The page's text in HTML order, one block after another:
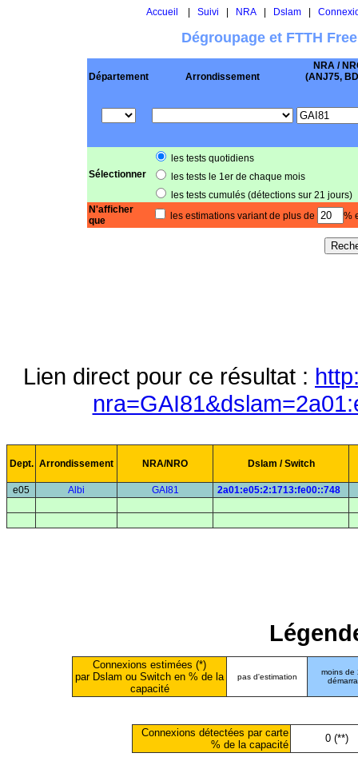
Accueil Suivi NRA| Dslam|
Dégroupage et FTTH
Département Arrondissement
NRA /
(ANJ75,
Sélectionner
les tests quotidiens
les tests le 1er de chaque mois
les tests cumulés (détections sur 21 jours)
N'afficher
que
les estimations variant de plus de %
Lien direct pour ce résultat :
Dept. Arrondissement NRA/NRO Dslam / Switch
e05 Albi GAI81 2a01:e05:2:1713:fe00::748
Connexions estimées (*)
par Dslam ou Switch en % de la
capacité
pas d'estimation
moins de
Connexions détectées par carte
% de la capacité
0 (**)